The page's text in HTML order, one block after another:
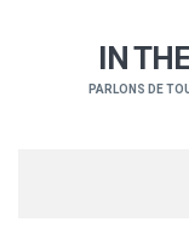
IN
PARLONS DE